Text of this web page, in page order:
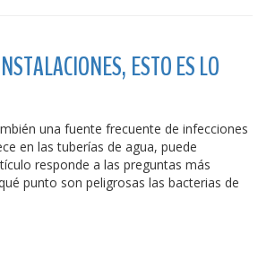
ESTO ES LO
una fuente frecuente de infecciones
en las tuberías de agua, puede
responde a las preguntas más
punto son peligrosas las bacterias de